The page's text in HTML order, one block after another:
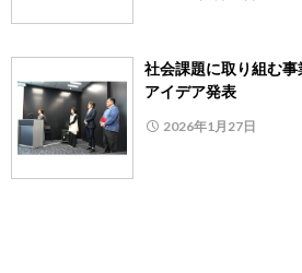
社会課題に取り組む
アイデア発表
2026年1月27日